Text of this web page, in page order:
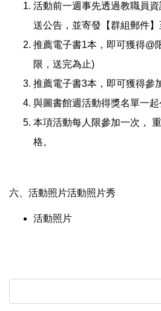
活動前一週事先透過教職員
送公告，並寄發【群組郵件】
推薦電子書1本，即可獲得@
限，送完為止)
推薦電子書3本，即可獲得參
與圖書館週活動得獎名單一起
本項活動每人限參加一次，
格。
六、活動照片活動照片秀
活動照片